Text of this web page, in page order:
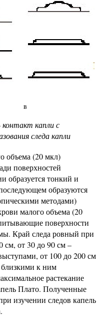
в
контакт капли с
следа капли
объема (20 мкл)
поверхностей
образуется тонкий и
образуются
методами)
малого объема (20
поверхности
Край следа ровный при
см, от 30 до 90 см –
от 100 до 200 см
к ним
растекание
Плато. Полученные
изучении следов капель